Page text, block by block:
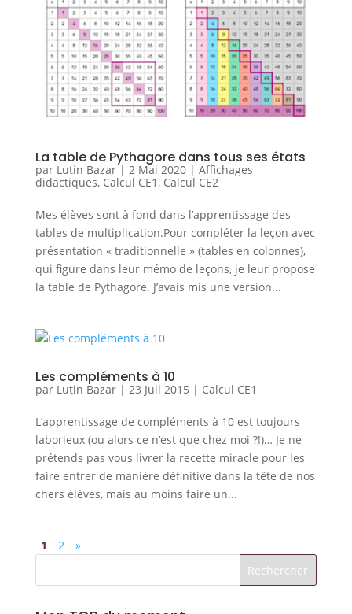
La table de Pythagore dans tous ses états
par Lutin Bazar| 2 Mai 2020| Affichages
didactiques, Calcul CE1, Calcul CE2
Mes élèves sont à fond dans l’apprentissage des
tables de multiplication.Pour compléter la leçon avec
présentation « traditionnelle » (tables en colonnes),
qui figure dans leur mémo de leçons, je leur propose
la table de Pythagore. J’avais mis une version...
Les compléments à 10
par Lutin Bazar| 23 Juil 2015 | Calcul CE1
L’apprentissage de compléments à 10 est toujours
laborieux (ou alors ce n’est que chez moi ?!)… Je ne
prétends pas vous livrer la recette miracle pour les
faire entrer de manière définitive dans la tête de nos
chers élèves, mais au moins faire un...
1 2 »